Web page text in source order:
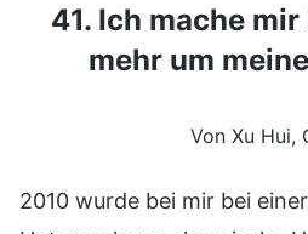
41. Ich mache
mehr um
Von Xu Hui,
2010 wurde bei mir bei